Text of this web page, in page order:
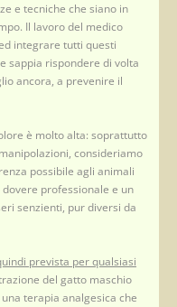
e tecniche che siano in
Il lavoro del medico
integrare tutti questi
sappia rispondere di volta
ancora, a prevenire il
è molto alta: soprattutto
consideriamo
possibile agli animali
professionale e un
senzienti, pur diversi da
prevista per qualsiasi
del gatto maschio
terapia analgesica che